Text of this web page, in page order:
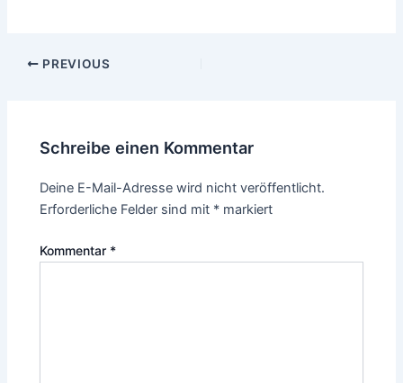
Post
PREVIOUS
Schreibe einen Kommentar
Deine E-Mail-Adresse wird nicht veröffentlicht.
Erforderliche Felder sind mit * markiert
Kommentar *